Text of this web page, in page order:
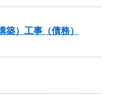
）工事（債務）